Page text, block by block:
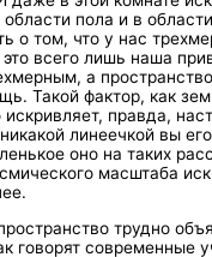
пола и в
о том, что у нас
это всего лишь наша
а
Такой фактор, как
искривляет, правда,
линеечкой вы
оно на таких
масштаба
трудно
говорят современные